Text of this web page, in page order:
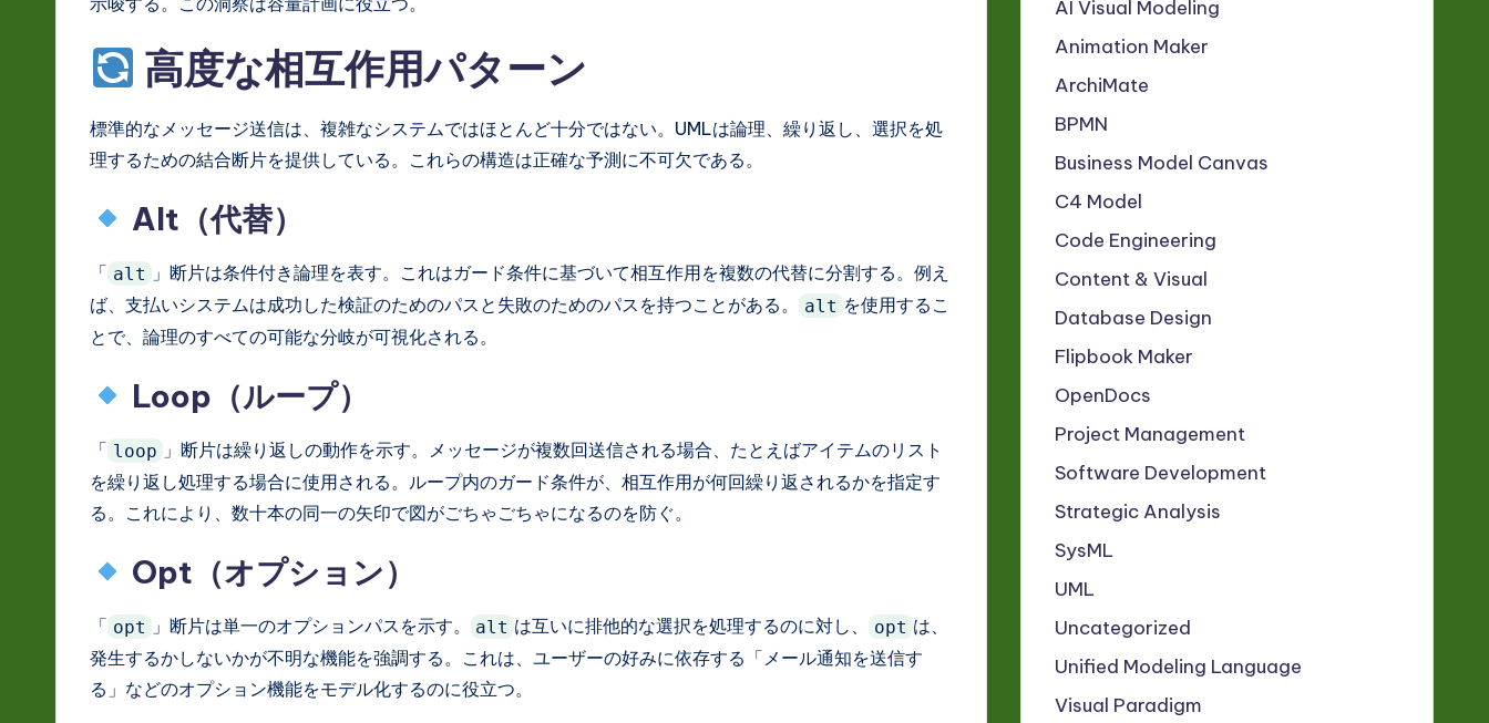
高度な相互作用パターン
標準的なメッセージ送信は、複雑なシステムではほとんど十分ではない。UMLは論理、繰り返し、選択を処
理するための結合断片を提供している。これらの構造は正確な予測に不可欠である。
Alt（代替）
「 alt
」断片は条件付き論理を表す。これはガード条件に基づいて相互作用を複数の代替に分割する。例え
ば、支払いシステムは成功した検証のためのパスと失敗のためのパスを持つことがある。
alt を使用するこ
とで、論理のすべての可能な分岐が可視化される。
Loop（ループ）
「 loop 」断片は繰り返しの動作を示す。メッセージが複数回送信される場合、たとえばアイテムのリスト
を繰り返し処理する場合に使用される。ループ内のガード条件が、相互作用が何回繰り返されるかを指定す
る。これにより、数十本の同一の矢印で図がごちゃごちゃになるのを防ぐ。
Opt（オプション）
「 opt 」断片は単一のオプションパスを示す。 alt は互いに排他的な選択を処理するのに対し、 opt は、
発生するかしないかが不明な機能を強調する。これは、ユーザーの好みに依存する「メール通知を送信す
る」などのオプション機能をモデル化するのに役立つ。
AI Visual Modeling
Animation Maker
ArchiMate
BPMN
Business Model Canvas
C4 Model
Code Engineering
Content & Visual
Database Design
Flipbook Maker
OpenDocs
Project Management
Software Development
Strategic Analysis
SysML
UML
Uncategorized
Unified Modeling Language
Visual Paradigm